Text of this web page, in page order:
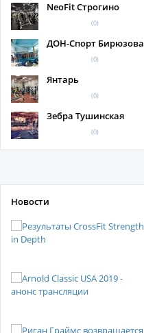
NeoFit Строгино
(0)
ДОН-Спорт Бирюзова
(0)
Янтарь
(0)
Зебра Тушинская
(0)
Новости